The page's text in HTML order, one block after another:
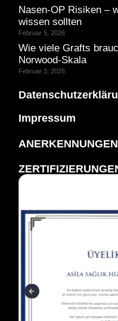
Nasen-OP Risiken –
wissen sollten
Februar 5, 2026
Wie viele Grafts
Norwood-Skala
Februar 3, 2026
Impressum
ANERKENNUNGEN